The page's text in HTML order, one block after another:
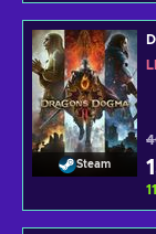
Steam
11